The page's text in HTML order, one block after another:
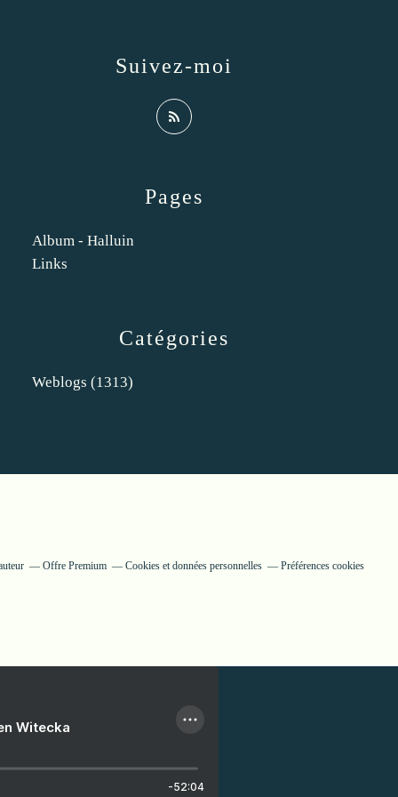
Catégories
Weblogs (1313)
Pages
Album - Halluin
Links
Suivez-moi
Offre Premium Cookies et données personnelles Préférences cookies
Witecka
-52:04